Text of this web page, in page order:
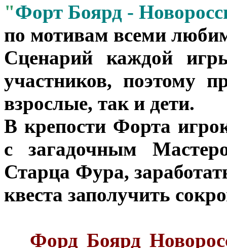
"Форт Боярд -
по мотивам всеми
Сценарий каждой
участников, поэтому
взрослые, так и дети.
В крепости Форта
с загадочным
Старца Фура,
квеста заполучить
Форд Боярд